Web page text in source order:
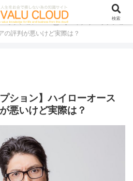
ーオプション
【バイナリーオプショ
の評判が悪いけど実際は？
ション】ハイローオース
悪いけど実際は？
検索